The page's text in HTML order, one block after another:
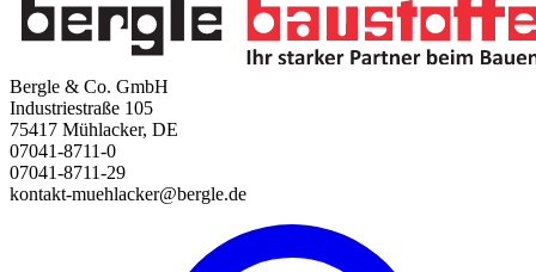
Bergle & Co. GmbH
Industriestraße 105
75417 Mühlacker, DE
07041-8711-0
07041-8711-29
kontakt-muehlacker@bergle.de